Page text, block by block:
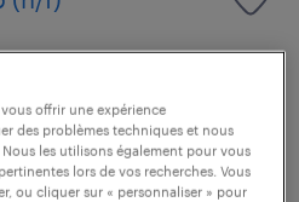
centre
offrir une expérience
des problèmes techniques et nous
les utilisons également pour vous
lors de vos recherches. Vous
ou cliquer sur « personnaliser » pour